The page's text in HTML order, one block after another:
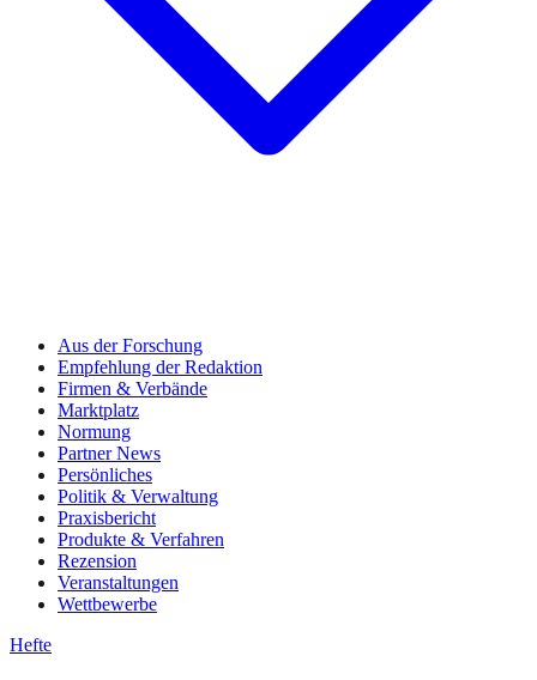
Aus der Forschung
Empfehlung der Redaktion
Firmen & Verbände
Marktplatz
Normung
Partner News
Persönliches
Politik & Verwaltung
Praxisbericht
Produkte & Verfahren
Rezension
Veranstaltungen
Wettbewerbe
Hefte